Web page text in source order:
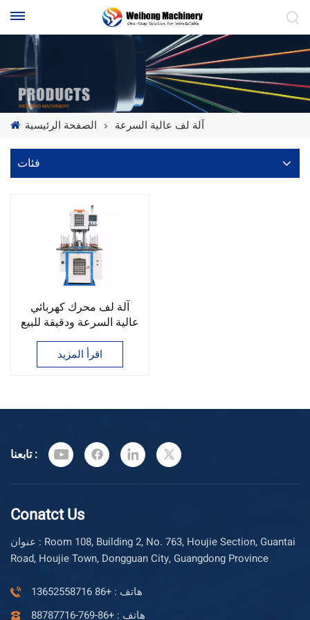
الصفحة الرئيسية آلة لف عالية السرعة
فئات
آلة لف محرك كهربائي
عالية السرعة ودقيقة للبيع
الساخن
اقرأ المزيد
تابعنا :
Conatct Us
عنوان : Room 108, Building 2, No. 763, Houjie Section, Guantai
Road, Houjie Town, Dongguan City, Guangdong Province
هاتف : +86 13652558716
هاتف : +86-769-88787716